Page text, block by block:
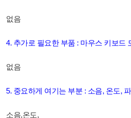
없음
4. 추가로 필요한 부품 : 마우스 키보드
없음
5. 중요하게 여기는 부분 : 소음, 온도,
소음,온도,